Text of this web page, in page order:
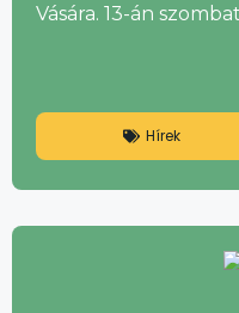
Vására. 13-án
Hírek